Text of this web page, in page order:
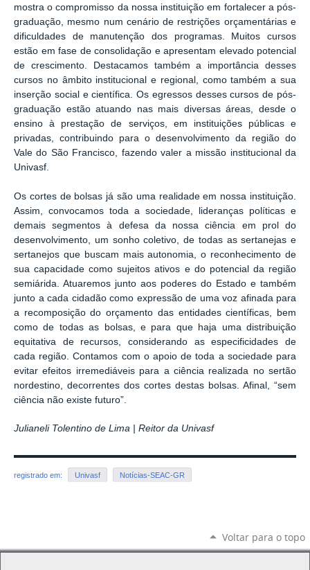
mostra o compromisso da nossa instituição em fortalecer a pós-
graduação, mesmo num cenário de restrições orçamentárias e
dificuldades de manutenção dos programas. Muitos cursos
estão em fase de consolidação e apresentam elevado potencial
de crescimento. Destacamos também a importância desses
cursos no âmbito institucional e regional, como também a sua
inserção social e científica. Os egressos desses cursos de pós-
graduação estão atuando nas mais diversas áreas, desde o
ensino à prestação de serviços, em instituições públicas e
privadas, contribuindo para o desenvolvimento da região do
Vale do São Francisco, fazendo valer a missão institucional da
Univasf.
Os cortes de bolsas já são uma realidade em nossa instituição.
Assim, convocamos toda a sociedade, lideranças políticas e
demais segmentos à defesa da nossa ciência em prol do
desenvolvimento, um sonho coletivo, de todas as sertanejas e
sertanejos que buscam mais autonomia, o reconhecimento de
sua capacidade como sujeitos ativos e do potencial da região
semiárida. Atuaremos junto aos poderes do Estado e também
junto a cada cidadão como expressão de uma voz afinada para
a recomposição do orçamento das entidades científicas, bem
como de todas as bolsas, e para que haja uma distribuição
equitativa de recursos, considerando as especificidades de
cada região. Contamos com o apoio de toda a sociedade para
evitar efeitos irremediáveis para a ciência realizada no sertão
nordestino, decorrentes dos cortes destas bolsas. Afinal, “sem
ciência não existe futuro”.
Julianeli Tolentino de Lima | Reitor da Univasf
registrado em: Univasf Notícias-SEAC-GR
Voltar para o topo